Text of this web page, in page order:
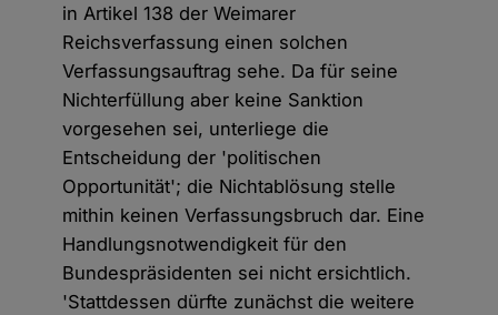
in Artikel 138 der Weimarer
Reichsverfassung einen solchen
Verfassungsauftrag sehe. Da für seine
Nichterfüllung aber keine Sanktion
vorgesehen sei, unterliege die
Entscheidung der 'politischen
Opportunität'; die Nichtablösung stelle
mithin keinen Verfassungsbruch dar. Eine
Handlungsnotwendigkeit für den
Bundespräsidenten sei nicht ersichtlich.
'Stattdessen dürfte zunächst die weitere